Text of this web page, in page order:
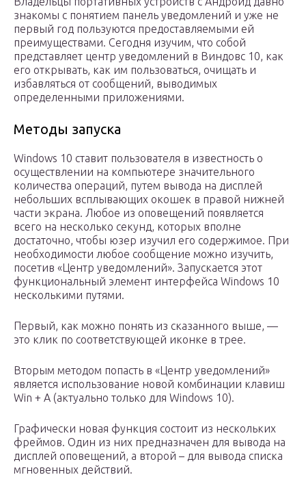
знакомы с понятием панель уведомлений и уже не
первый год пользуются предоставляемыми ей
преимуществами. Сегодня изучим, что собой
представляет центр уведомлений в Виндовс 10, как
его открывать, как им пользоваться, очищать и
избавляться от сообщений, выводимых
определенными приложениями.
Методы запуска
Windows 10 ставит пользователя в известность о
осуществлении на компьютере значительного
количества операций, путем вывода на дисплей
небольших всплывающих окошек в правой нижней
части экрана. Любое из оповещений появляется
всего на несколько секунд, которых вполне
достаточно, чтобы юзер изучил его содержимое. При
необходимости любое сообщение можно изучить,
посетив «Центр уведомлений». Запускается этот
функциональный элемент интерфейса Windows 10
несколькими путями.
Первый, как можно понять из сказанного выше, —
это клик по соответствующей иконке в трее.
Вторым методом попасть в «Центр уведомлений»
является использование новой комбинации клавиш
Win + A (актуально только для Windows 10).
Графически новая функция состоит из нескольких
фреймов. Один из них предназначен для вывода на
дисплей оповещений, а второй – для вывода списка
мгновенных действий.